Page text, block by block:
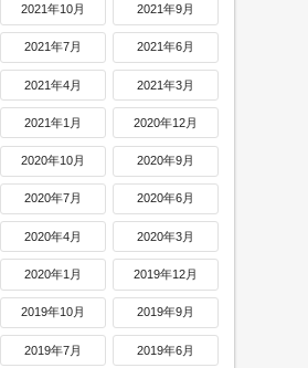
2021年10月 2021年9月
2021年7月 2021年6月
2021年4月 2021年3月
2021年1月 2020年12月
2020年10月 2020年9月
2020年7月 2020年6月
2020年4月 2020年3月
2020年1月 2019年12月
2019年10月 2019年9月
2019年7月 2019年6月